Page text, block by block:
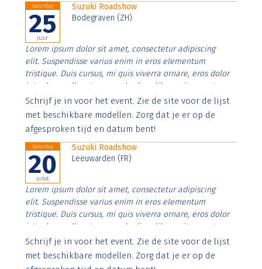
Saturday
25
JULY
Suzuki Roadshow
Bodegraven (ZH)
Lorem ipsum dolor sit amet, consectetur adipiscing
elit. Suspendisse varius enim in eros elementum
tristique. Duis cursus, mi quis viverra ornare, eros dolor
interdum nulla, ut commodo diam libero vitae erat.
Aenean faucibus nibh et justo cursus id rutrum lorem
imperdiet. Nunc ut sem vitae risus tristique posuere.
Schrijf je in voor het event. Zie de site voor de lijst
met beschikbare modellen. Zorg dat je er op de
afgesproken tijd en datum bent!
Saturday
20
JUNE
Suzuki Roadshow
Leeuwarden (FR)
Lorem ipsum dolor sit amet, consectetur adipiscing
elit. Suspendisse varius enim in eros elementum
tristique. Duis cursus, mi quis viverra ornare, eros dolor
interdum nulla, ut commodo diam libero vitae erat.
Aenean faucibus nibh et justo cursus id rutrum lorem
imperdiet. Nunc ut sem vitae risus tristique posuere.
Schrijf je in voor het event. Zie de site voor de lijst
met beschikbare modellen. Zorg dat je er op de